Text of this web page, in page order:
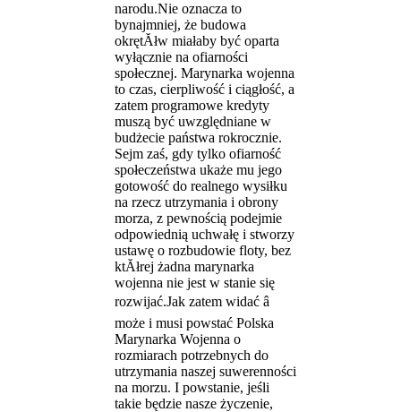
narodu.Nie oznacza to
bynajmniej, że budowa
okrętĂłw miałaby być oparta
wyłącznie na ofiarności
społecznej. Marynarka wojenna
to czas, cierpliwość i ciągłość, a
zatem programowe kredyty
muszą być uwzględniane w
budżecie państwa rokrocznie.
Sejm zaś, gdy tylko ofiarność
społeczeństwa ukaże mu jego
gotowość do realnego wysiłku
na rzecz utrzymania i obrony
morza, z pewnością podejmie
odpowiednią uchwałę i stworzy
ustawę o rozbudowie floty, bez
ktĂłrej żadna marynarka
wojenna nie jest w stanie się
rozwijać.Jak zatem widać â
może i musi powstać Polska
Marynarka Wojenna o
rozmiarach potrzebnych do
utrzymania naszej suwerenności
na morzu. I powstanie, jeśli
takie będzie nasze życzenie,